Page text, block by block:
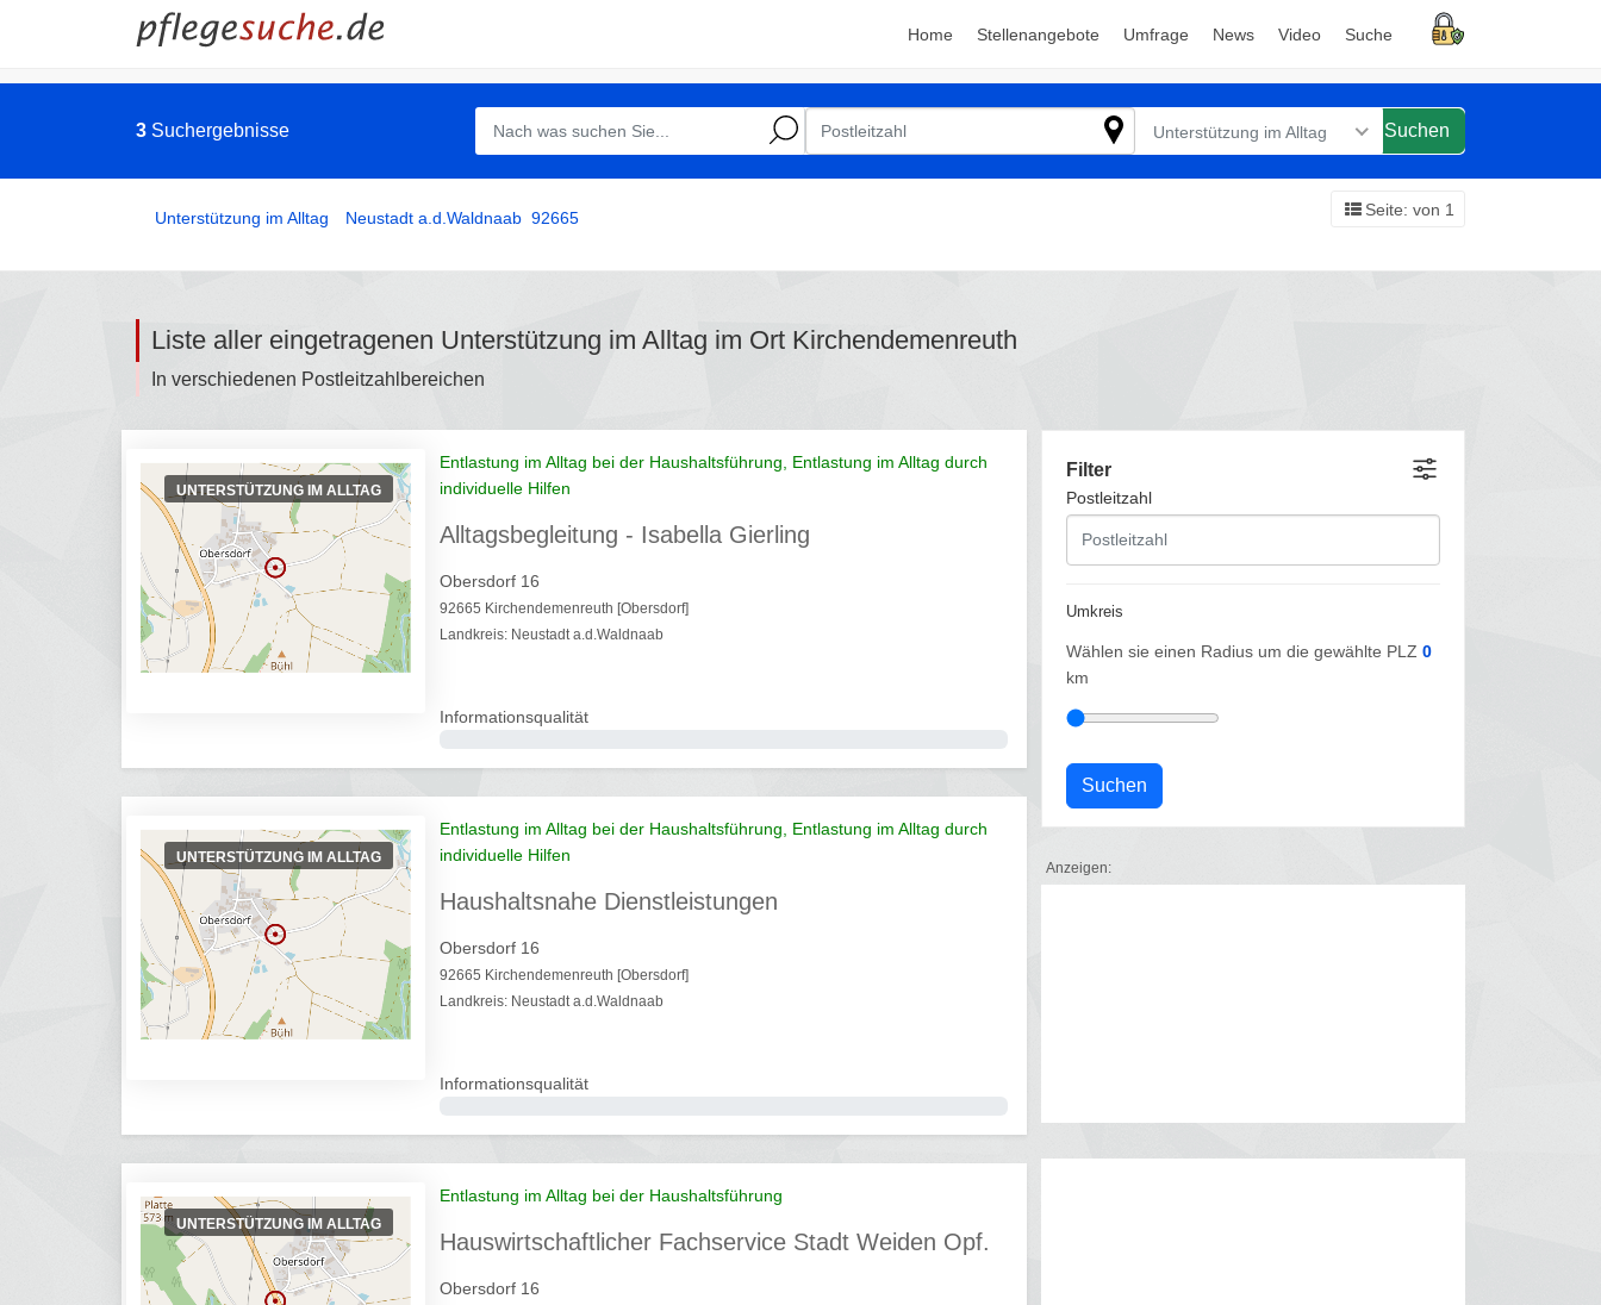
3 Suchergebnisse Unterstützung im Alltag Suchen
Unterstützung im Alltag Neustadt a.d.Waldnaab 92665 Seite: von 1
Liste aller eingetragenen Unterstützung im Alltag im Ort Kirchendemenreuth
In verschiedenen Postleitzahlbereichen
UNTERSTÜTZUNG IM ALLTAG
Entlastung im Alltag bei der Haushaltsführung, Entlastung im Alltag durch
individuelle Hilfen
Alltagsbegleitung - Isabella Gierling
Obersdorf 16
92665 Kirchendemenreuth [Obersdorf]
Landkreis: Neustadt a.d.Waldnaab
Informationsqualität
UNTERSTÜTZUNG IM ALLTAG
Entlastung im Alltag bei der Haushaltsführung, Entlastung im Alltag durch
individuelle Hilfen
Haushaltsnahe Dienstleistungen
Obersdorf 16
92665 Kirchendemenreuth [Obersdorf]
Landkreis: Neustadt a.d.Waldnaab
Informationsqualität
UNTERSTÜTZUNG IM ALLTAG
Entlastung im Alltag bei der Haushaltsführung
Hauswirtschaftlicher Fachservice Stadt Weiden Opf.
Obersdorf 16
Filter
Postleitzahl
Umkreis
Wählen sie einen Radius um die gewählte PLZ 0
km
Anzeigen:
Home Stellenangebote Umfrage News Video Suche